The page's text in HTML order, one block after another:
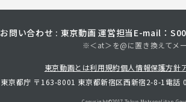
お問い合わせ : 東京動画 運営担当 E-mail：
※＜at＞を@に置き換えてメ
東京動画とは利用規約個人情報保護方針
東京都庁 〒163-8001 東京都新宿区西新宿2-8-1 電話